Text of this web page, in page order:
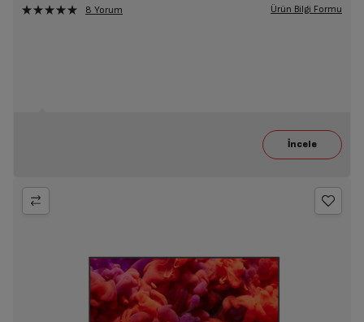
8 Yorum Ürün Bilgi Formu